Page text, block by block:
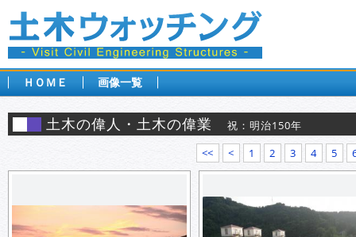
ＨＯＭＥ 画像一覧
土木の偉人・土木の偉業
祝：明治150年
<<
< 1 2 3 4 5